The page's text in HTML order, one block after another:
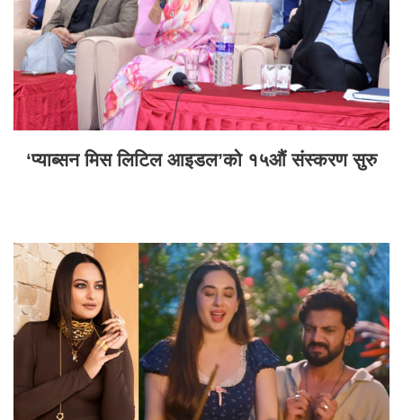
‘प्याब्सन मिस लिटिल आइडल’को १५औं संस्करण सुरु